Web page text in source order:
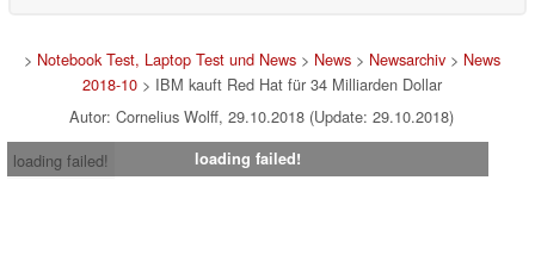
> Notebook Test, Laptop Test und News> News> Newsarchiv> News
2018-10> IBM kauft Red Hat für 34 Milliarden Dollar
Autor: Cornelius Wolff, 29.10.2018 (Update: 29.10.2018)
loading failed!
loading failed!